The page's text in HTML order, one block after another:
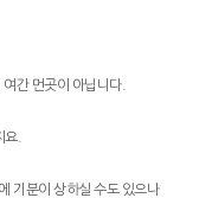
간 먼곳이 아닙니다.
요.
기분이 상하실 수도 있으나